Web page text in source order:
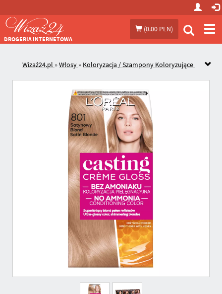
(0.00 PLN)
DROGERIA INTERNETOWA
Wizaż24.pl »Włosy » Koloryzacja / Szampony Koloryzujące